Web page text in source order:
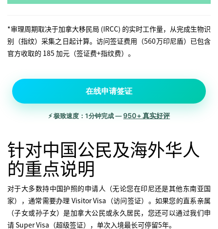
*审理周期取决于加拿大移民局 (IRCC) 的实时工作量，从完成生物识
别（指纹）采集之日起计算。访问签证费用（560万印尼盾）已包含
官方收取的 185 加元（签证费+指纹费）。
在线申请签证
⚡ 极致速度：1分钟完成 —950+ 真实好评
针对中国公民及海外华人
的重点说明
对于大多数持中国护照的申请人（无论您在印尼还是其他东南亚国
家），通常需要办理 Visitor Visa（访问签证）。如果您的直系亲属
（子女或孙子女）是加拿大公民或永久居民，您还可以通过我们申
请 Super Visa（超级签证），单次入境最长可停留5年。